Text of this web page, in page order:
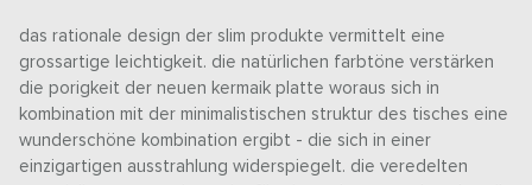
das rationale design der slim produkte vermittelt eine
grossartige leichtigkeit. die natürlichen farbtöne verstärken
die porigkeit der neuen kermaik platte woraus sich in
kombination mit der minimalistischen struktur des tisches eine
wunderschöne kombination ergibt - die sich in einer
einzigartigen ausstrahlung widerspiegelt. die veredelten